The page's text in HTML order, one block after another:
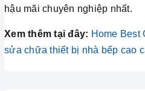
hậu mãi chuyên nghiệp nhất.
Xem thêm tại đây: Home Best
sửa chữa thiết bị nhà bếp cao